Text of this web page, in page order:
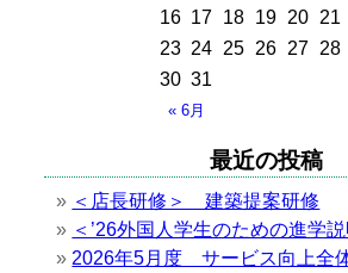
« 6月
16 17 18 19 20 21
23 24 25 26 27 28
30 31
最近の投稿
＜店長研修＞ 建築提案研修
＜’26外国人学生のための進学
2026年5月度 サービス向上全